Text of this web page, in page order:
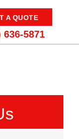
A QUOTE
636-5871